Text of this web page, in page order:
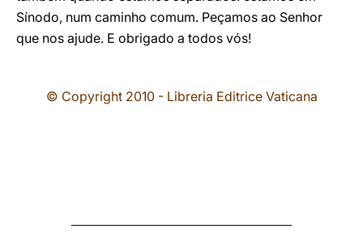
Sínodo, num caminho comum. Peçamos ao Senhor
que nos ajude. E obrigado a todos vós!
© Copyright 2010 - Libreria Editrice Vaticana